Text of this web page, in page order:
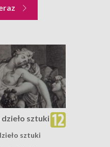
sztuki
sztuki